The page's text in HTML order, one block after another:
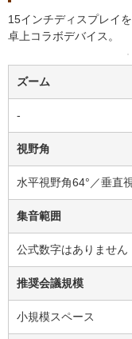
15インチディスプレイ
卓上コラボデバイス。
ズーム
-
視野角
水平視野角64°／垂直
集音範囲
公式数字はありません
推奨会議規模
小規模スペース